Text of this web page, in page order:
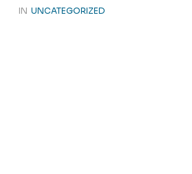
IN UNCATEGORIZED